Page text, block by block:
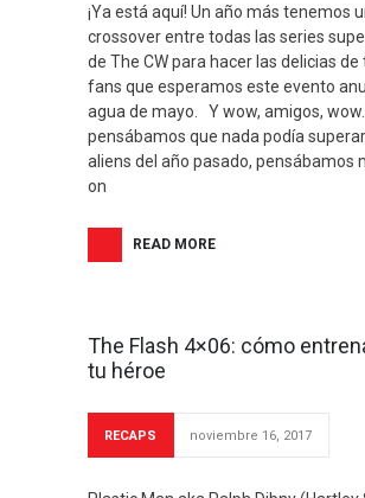
¡Ya está aquí! Un año más tenemos
crossover entre todas las series
de The CW para hacer las delicias de
fans que esperamos este evento
agua de mayo. Y wow, amigos,
pensábamos que nada podía
aliens del año pasado, pensábamos
on
READ MORE
The Flash 4×06: cómo
tu héroe
RECAPS noviembre 16, 2017